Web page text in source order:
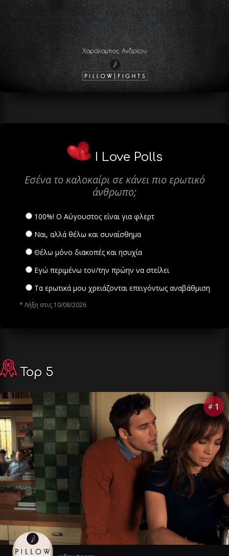
I Love Polls
Εσένα το καλοκαίρι σε κάνει πιο ερωτικό
άνθρωπο;
100%! Ο Αύγουστος είναι για φλερτ
Ναι, αλλά θέλω και συναίσθημα
Θέλω μόνο διακοπές και ησυχία
Εγώ περιμένω τον/την πρώην να στείλει
Τα ερωτικά μου χρειάζονται επειγόντως αναβάθμιση
* Λήξη στις 10/08/2026
Top 5
# 1